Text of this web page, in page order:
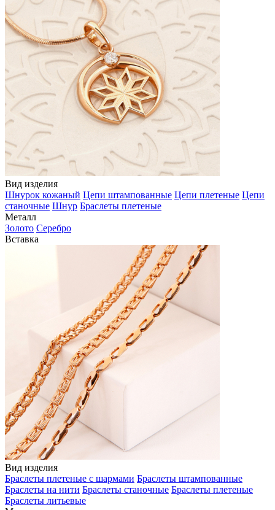
Вид изделия
Шнурок кожаный Цепи штампованные Цепи плетеные Цепи
станочные Шнур Браслеты плетеные
Металл
Золото Серебро
Вставка
Вид изделия
Браслеты плетеные с шармами Браслеты штампованные
Браслеты на нити Браслеты станочные Браслеты плетеные
Браслеты литьевые